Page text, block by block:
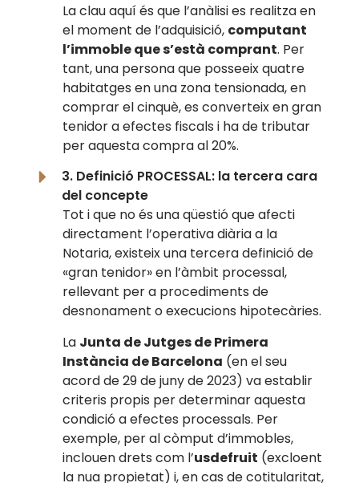
La clau aquí és que l’anàlisi es realitza en
el moment de l’adquisició, computant
l’immoble que s’està comprant. Per
tant, una persona que posseeix quatre
habitatges en una zona tensionada, en
comprar el cinquè, es converteix en gran
tenidor a efectes fiscals i ha de tributar
per aquesta compra al 20%.
3. Definició PROCESSAL: la tercera cara
del concepte
Tot i que no és una qüestió que afecti
directament l’operativa diària a la
Notaria, existeix una tercera definició de
«gran tenidor» en l’àmbit processal,
rellevant per a procediments de
desnonament o execucions hipotecàries.
La Junta de Jutges de Primera
Instància de Barcelona (en el seu
acord de 29 de juny de 2023) va establir
criteris propis per determinar aquesta
condició a efectes processals. Per
exemple, per al còmput d’immobles,
inclouen drets com l’usdefruit (excloent
la nua propietat) i, en cas de cotitularitat,